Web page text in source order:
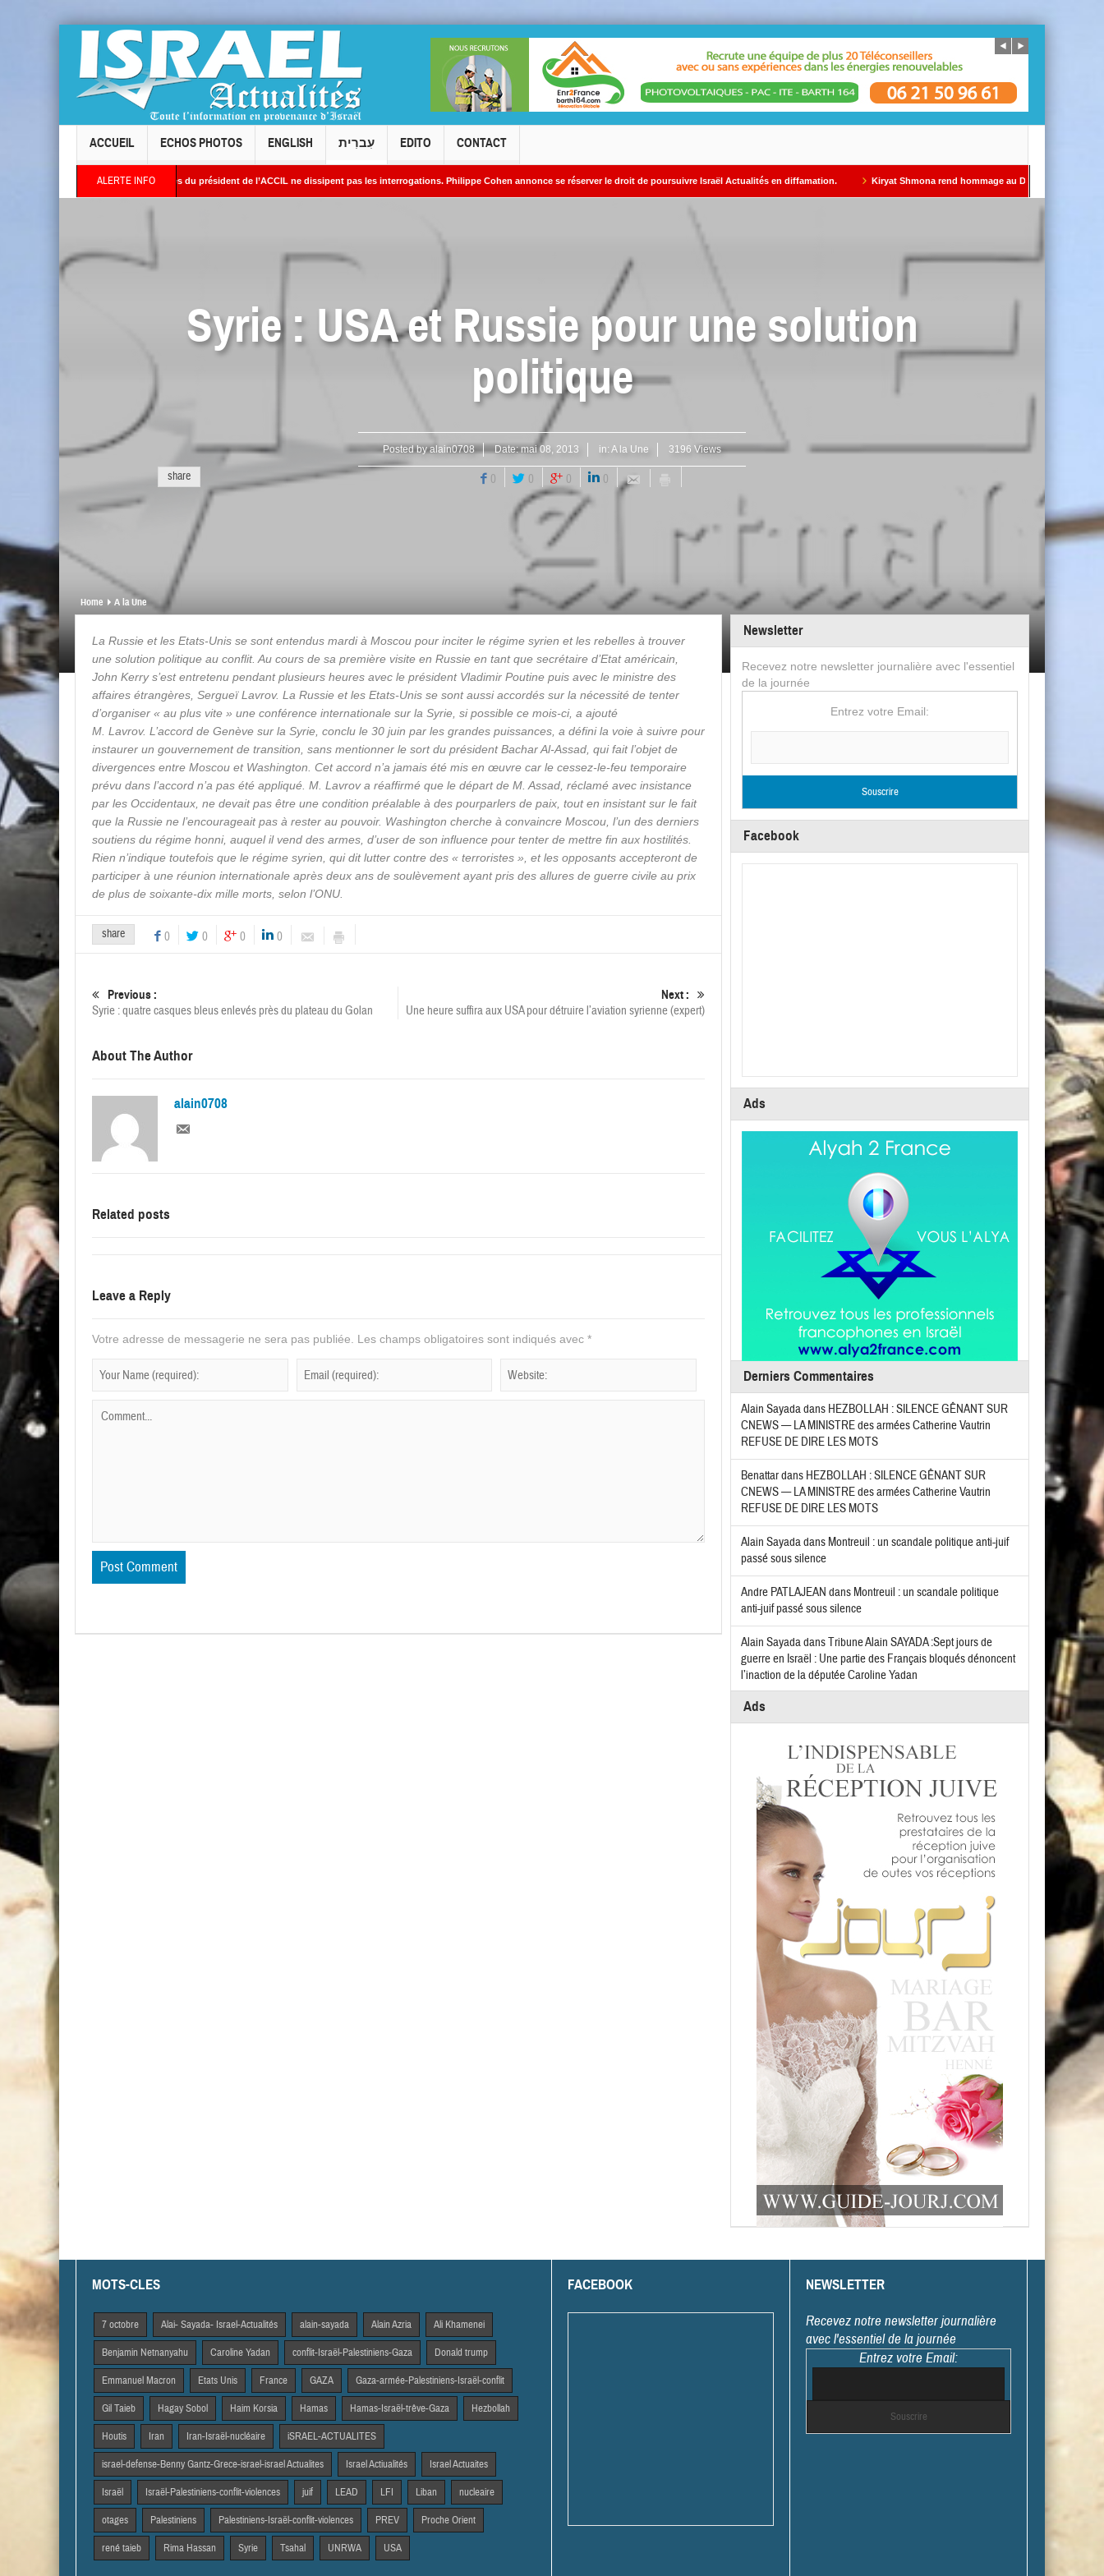
ACCUEIL ECHOS PHOTOS ENGLISH עִברִית EDITO CONTACT
ALERTE INFO
de Levallois : les réponses du président de l’ACCIL ne dissipent pas les interrogations. Philippe Cohen annonce se réserver le droit de poursuivre Israël Actualités en diffamation. Kiryat Shmona rend hommage au Dr Gil Taïeb par Alain AZRIA
Orient : Des images satellites révèlent une activité jugée « inquiétante » sur des sites nucléaires iraniens
Syrie : USA et Russie pour une solution
politique
Posted byalain0708 Date:mai 08, 2013 in: A la Une 3196 Views
share 0 0 0 0
Home A la Une
La Russie et les Etats-Unis se sont entendus mardi à Moscou pour inciter le régime syrien et les rebelles à trouver
une solution politique au conflit. Au cours de sa première visite en Russie en tant que secrétaire d’Etat américain,
John Kerry s’est entretenu pendant plusieurs heures avec le président Vladimir Poutine puis avec le ministre des
affaires étrangères, Sergueï Lavrov. La Russie et les Etats-Unis se sont aussi accordés sur la nécessité de tenter
d’organiser « au plus vite » une conférence internationale sur la Syrie, si possible ce mois-ci, a ajouté
M. Lavrov. L’accord de Genève sur la Syrie, conclu le 30 juin par les grandes puissances, a défini la voie à suivre pour
instaurer un gouvernement de transition, sans mentionner le sort du président Bachar Al-Assad, qui fait l’objet de
divergences entre Moscou et Washington. Cet accord n’a jamais été mis en œuvre car le cessez-le-feu temporaire
prévu dans l’accord n’a pas été appliqué. M. Lavrov a réaffirmé que le départ de M. Assad, réclamé avec insistance
par les Occidentaux, ne devait pas être une condition préalable à des pourparlers de paix, tout en insistant sur le fait
que la Russie ne l’encourageait pas à rester au pouvoir. Washington cherche à convaincre Moscou, l’un des derniers
soutiens du régime honni, auquel il vend des armes, d’user de son influence pour tenter de mettre fin aux hostilités.
Rien n’indique toutefois que le régime syrien, qui dit lutter contre des « terroristes », et les opposants accepteront de
participer à une réunion internationale après deux ans de soulèvement ayant pris des allures de guerre civile au prix
de plus de soixante-dix mille morts, selon l’ONU.
share 0 0 0 0
Previous :
Syrie : quatre casques bleus enlevés près du plateau du Golan
Next :
Une heure suffira aux USA pour détruire l’aviation syrienne (expert)
About The Author
alain0708
Related posts
Leave a Reply
Votre adresse de messagerie ne sera pas publiée. Les champs obligatoires sont indiqués avec *
Newsletter
Recevez notre newsletter journalière avec l'essentiel
de la journée
Entrez votre Email:
Facebook
Ads
Derniers Commentaires
Alain Sayadadans HEZBOLLAH : SILENCE GÊNANT SUR
CNEWS — LA MINISTRE des armées Catherine Vautrin
REFUSE DE DIRE LES MOTS
Benattardans HEZBOLLAH : SILENCE GÊNANT SUR
CNEWS — LA MINISTRE des armées Catherine Vautrin
REFUSE DE DIRE LES MOTS
Alain Sayadadans Montreuil : un scandale politique anti-juif
passé sous silence
Andre PATLAJEAN dans Montreuil : un scandale politique
anti-juif passé sous silence
Alain SayadadansTribune Alain SAYADA :Sept jours de
guerre en Israël : Une partie des Français bloqués dénoncent
l’inaction de la députée Caroline Yadan
Ads
MOTS-CLES
7 octobre Alai- Sayada- Israel-Actualités alain-sayada Alain Azria Ali Khamenei
Benjamin Netnanyahu Caroline Yadan conflit-Israël-Palestiniens-Gaza Donald trump
Emmanuel Macron Etats Unis France GAZA Gaza-armée-Palestiniens-Israël-conflit
Gil Taieb Hagay Sobol Haim Korsia Hamas Hamas-Israël-trêve-Gaza Hezbollah
Houtis Iran Iran-Israël-nucléaire iSRAEL-ACTUALITES
israel-defense-Benny Gantz-Grece-israel-israel Actualites Israel Actiualités Israel Actuaites
Israël Israël-Palestiniens-conflit-violences juif LEAD LFI Liban nucleaire
otages Palestiniens Palestiniens-Israël-conflit-violences PREV Proche Orient
rené taieb Rima Hassan Syrie Tsahal UNRWA USA
FACEBOOK NEWSLETTER
Recevez notre newsletter journalière
avec l'essentiel de la journée
Entrez votre Email: